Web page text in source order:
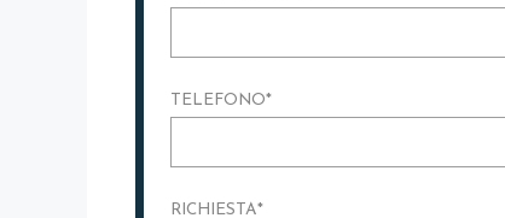
TELEFONO*
RICHIESTA*